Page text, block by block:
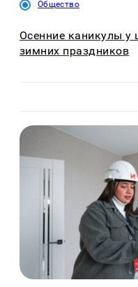
Общество
Осенние каникулы у
зимних праздников